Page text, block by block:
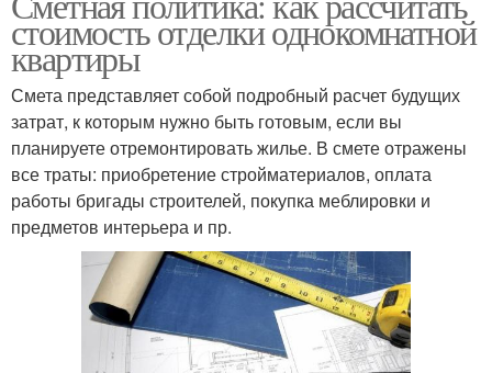
стоимость отделки однокомнатной
квартиры
Смета представляет собой подробный расчет будущих
затрат, к которым нужно быть готовым, если вы
планируете отремонтировать жилье. В смете отражены
все траты: приобретение стройматериалов, оплата
работы бригады строителей, покупка меблировки и
предметов интерьера и пр.